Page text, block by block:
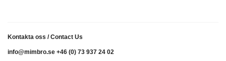
Kontakta oss /Contact Us
info@mimbro.se +46 (0) 73 937 24 02